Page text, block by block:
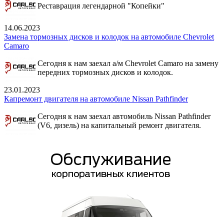
Реставрация легендарной "Копейки"
14.06.2023
Замена тормозных дисков и колодок на автомобиле Chevrolet
Camaro
Сегодня к нам заехал а/м Chevrolet Camaro на замену
передних тормозных дисков и колодок.
23.01.2023
Капремонт двигателя на автомобиле Nissan Pathfinder
Сегодня к нам заехал автомобиль Nissan Pathfinder
(V6, дизель) на капитальный ремонт двигателя.